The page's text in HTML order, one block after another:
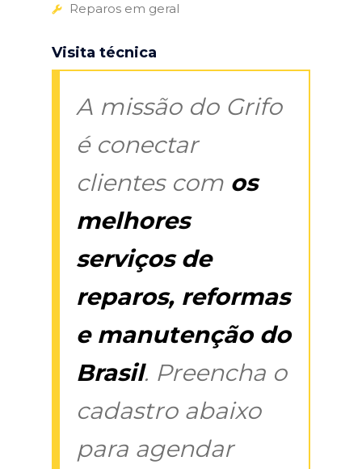
Reparos em geral
Visita técnica
A missão do Grifo
é conectar
clientes com os
melhores
serviços de
reparos, reformas
e manutenção do
Brasil. Preencha o
cadastro abaixo
para agendar